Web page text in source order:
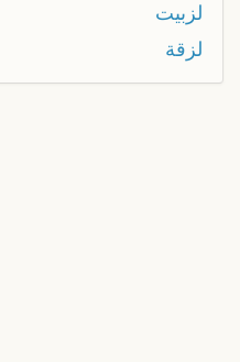
لزبيت
لزقة